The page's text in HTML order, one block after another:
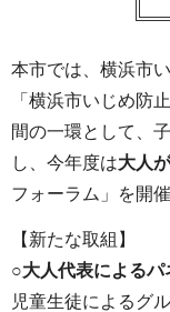
本市では、横浜市
「横浜市いじめ防
間の一環として、
し、今年度は大人
フォーラム」を開催
【新たな取組】
○大人代表による
児童生徒によるグ